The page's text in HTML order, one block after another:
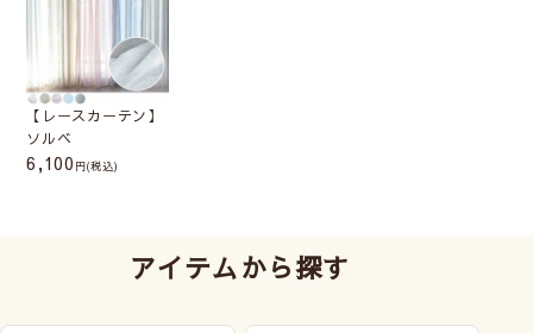
【レースカーテン】
ソルベ
6,100 (税込)
アイテムから探す